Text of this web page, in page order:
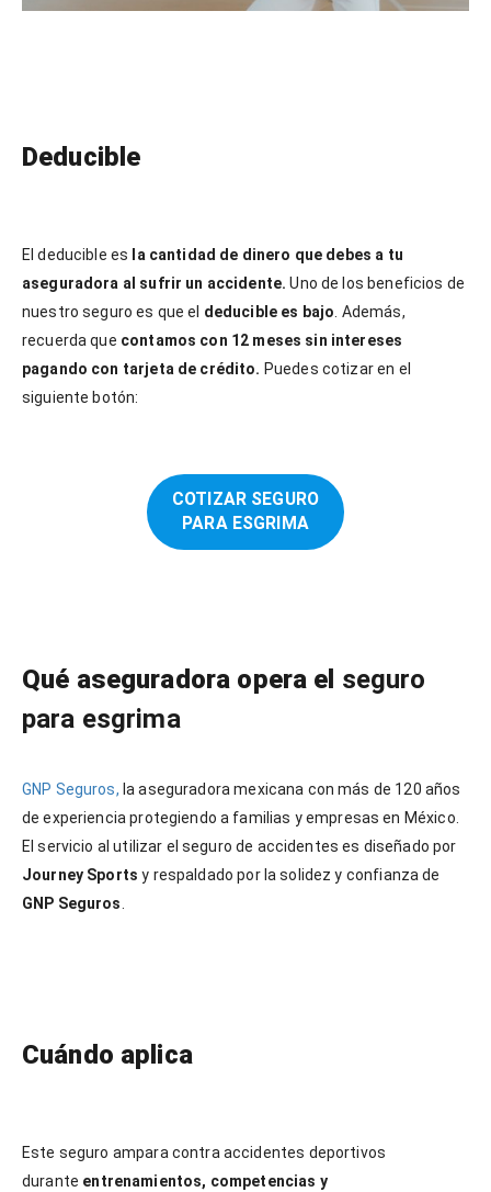
Deducible
El deducible es la cantidad de dinero que debes a tu
aseguradora al sufrir un accidente.Uno de los beneficios de
nuestro seguro es que el deducible es bajo . Además,
recuerda que contamos con 12 meses sin intereses
pagando con tarjeta de crédito. Puedes cotizar en el
siguiente botón:
COTIZAR SEGURO
PARA ESGRIMA
Qué aseguradora opera el seguro
para esgrima
GNP Seguros, la aseguradora mexicana con más de 120 años
de experiencia protegiendo a familias y empresas en México.
El servicio al utilizar el seguro de accidentes es diseñado por
Journey Sports y respaldado por la solidez y confianza de
GNP Seguros
Cuándo aplica
Este seguro ampara contra accidentes deportivos
durante entrenamientos, competencias y